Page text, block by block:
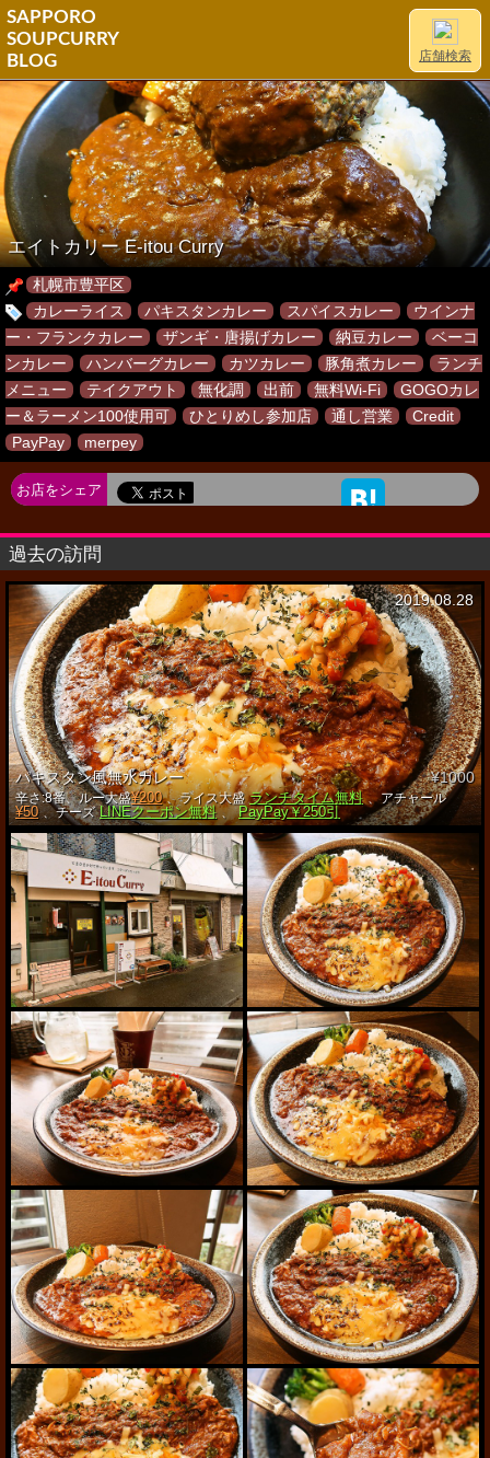
店舗検索
SAPPORO
SOUPCURRY
BLOG
エイトカリー E-itou Curry
札幌市豊平区
カレーライス
パキスタンカレー スパイスカレー
ウインナ
ー・フランクカレー
ザンギ・唐揚げカレー 納豆カレー
ベーコ
ンカレー
ハンバーグカレー カツカレー 豚角煮カレー
ランチ
メニュー
テイクアウト 無化調 出前 無料Wi-Fi
GOGOカレ
ー＆ラーメン100使用可
ひとりめし参加店 通し営業
Credit
PayPay
merpey
お店をシェア
過去の訪問
2019.08.28
¥1000
パキスタン風無水カレー
辛さ:8番、ルー大盛¥200 、ライス大盛 ランチタイム無料 、アチャール
¥50 、チーズ LINEクーポン無料 、 PayPay￥250引